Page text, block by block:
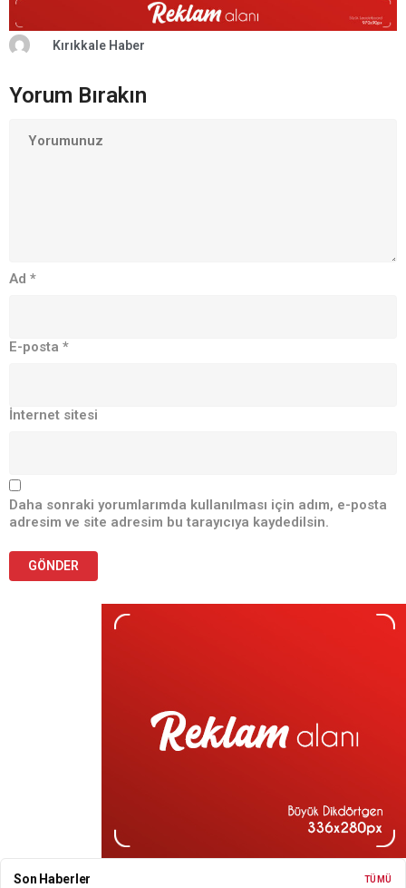
Kırıkkale Haber
Yorum Bırakın
Ad *
E-posta *
İnternet sitesi
Daha sonraki yorumlarımda kullanılması için adım, e-posta
adresim ve site adresim bu tarayıcıya kaydedilsin.
Son Haberler TÜMÜ